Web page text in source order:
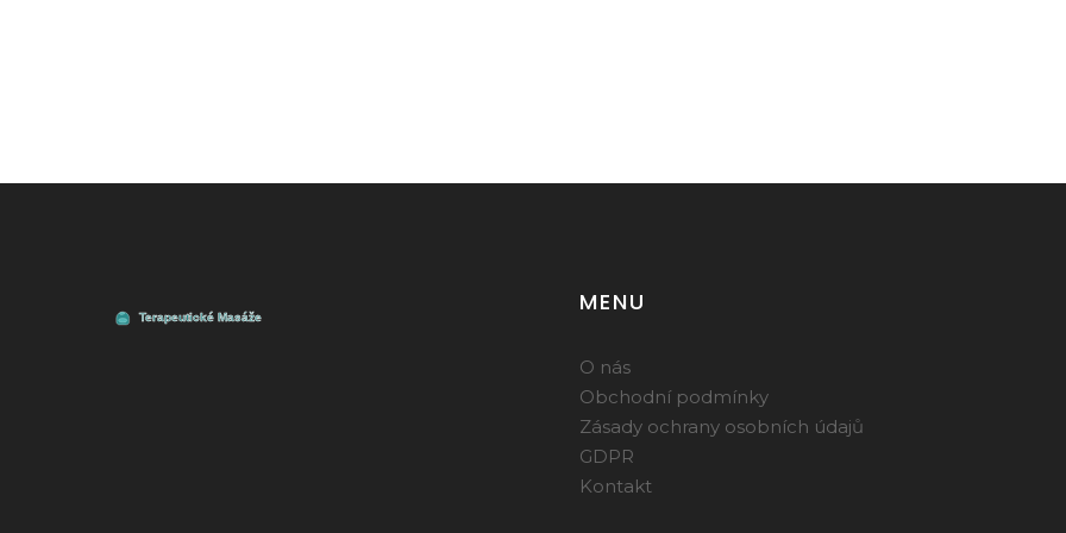
MENU
O nás
Obchodní podmínky
Zásady ochrany osobních údajů
GDPR
Kontakt